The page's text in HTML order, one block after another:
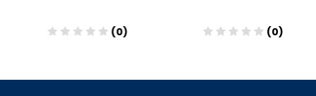
(0) (0)